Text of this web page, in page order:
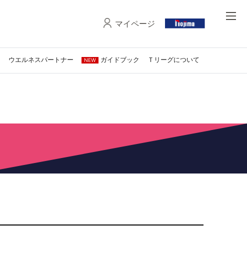
マイページ
ウエルネスパートナー NEW ガイドブック Ｔリーグについて